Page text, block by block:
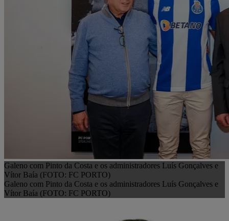
Galeno com Pinto da Costa e os administradores Luís Gonçalves e
Vítor Baía (FOTO: FC PORTO)
Galeno com Pinto da Costa e os administradores Luís Gonçalves e
Vítor Baía (FOTO: FC PORTO)